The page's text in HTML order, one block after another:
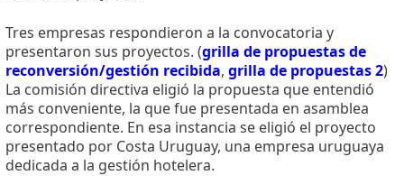
Tres empresas respondieron a la convocatoria y
presentaron sus proyectos. (grilla de propuestas de
reconversión/gestión recibida, grilla de propuestas 2)
La comisión directiva eligió la propuesta que entendió
más conveniente, la que fue presentada en asamblea
correspondiente. En esa instancia se eligió el proyecto
presentado por Costa Uruguay, una empresa uruguaya
dedicada a la gestión hotelera.